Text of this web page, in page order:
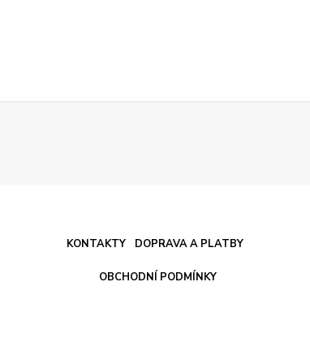
KONTAKTY DOPRAVA A PLATBY
OBCHODNÍ PODMÍNKY